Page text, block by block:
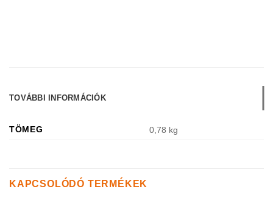
TOVÁBBI INFORMÁCIÓK
TÖMEG 0,78 kg
KAPCSOLÓDÓ TERMÉKEK